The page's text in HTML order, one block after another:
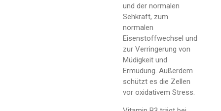
und der normalen
Sehkraft, zum
normalen
Eisenstoffwechsel und
zur Verringerung von
Müdigkeit und
Ermüdung. Außerdem
schützt es die Zellen
vor oxidativem Stress.